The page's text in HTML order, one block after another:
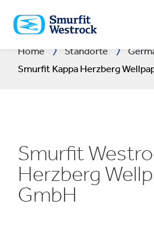
HAUPTINHALT
SPRINGEN
Home Standorte
Smurfit Kappa Herzberg
Smurfit
Herzberg
GmbH